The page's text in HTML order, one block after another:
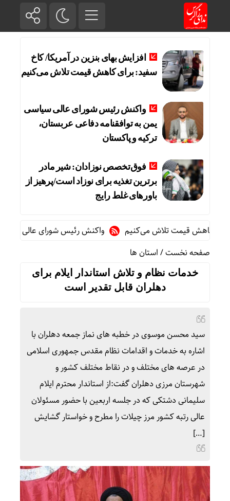
افزایش بهای بنزین در آمریکا/ کاخ
سفید: برای کاهش قیمت تلاش می‌کنیم
واکنش رئیس شورای عالی سیاسی
یمن به توافقنامه دفاعی عربستان،
ترکیه و پاکستان
فوق‌تخصص نوزادان: شیر مادر
برترین تغذیه برای نوزاد است/پرهیز از
باورهای غلط رایج
کاهش قیمت تلاش می‌کنیم
واکنش رئیس شورای عالی سیاسی یمن
صفحه نخست/استان ها
خدمات نظام و تلاش استاندار ایلام برای
دهلران قابل تقدیر است
سید محسن موسوی در خطبه های نماز جمعه دهلران با
اشاره به خدمات و اقدامات نظام مقدس جمهوری اسلامی
در عرصه های مختلف و در نقاط مختلف کشور و
شهرستان مرزی دهلران گفت:از استاندار محترم ایلام
سلیمانی دشتکی که در جلسه اربعین با حضور مسئولان
عالی رتبه کشور مرز چیلات را مطرح و خواستار گشایش
[…]